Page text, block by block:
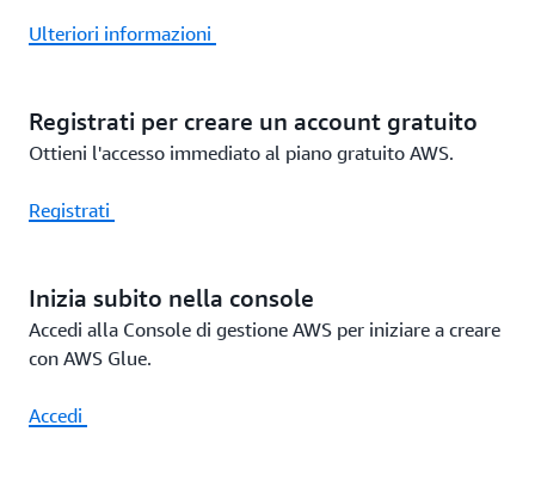
Ulteriori informazioni
Registrati per creare un account gratuito
Ottieni l'accesso immediato al piano gratuito AWS.
Registrati
Inizia subito nella console
Accedi alla Console di gestione AWS per iniziare a creare
con AWS Glue.
Accedi